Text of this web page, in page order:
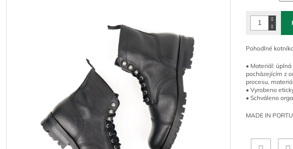
Pohodlné
• Materiál:
pocházejícím z
procesu,
• Vyrobeno
• Schváleno
MADE IN